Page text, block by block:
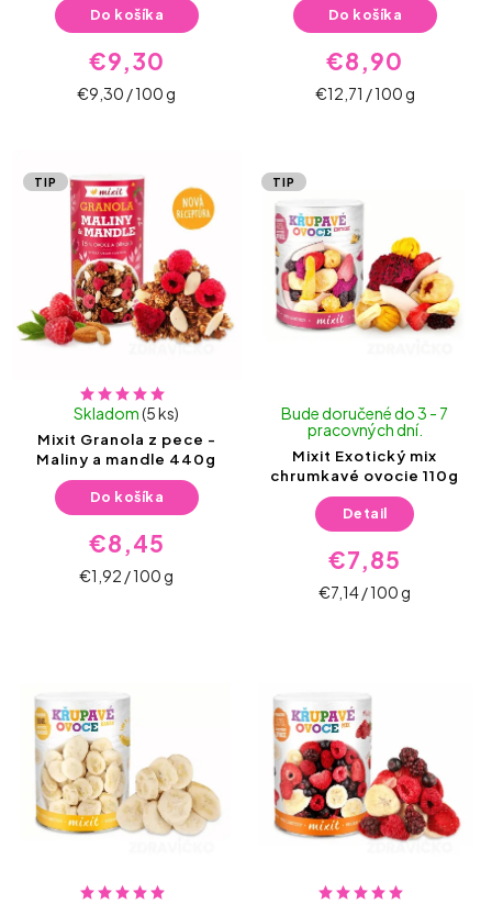
€9,30
€9,30 / 100 g
Do košíka
€8,90
€12,71 / 100 g
Do košíka
TIP
Mixit Granola z pece -
Maliny a mandle 440g
Skladom(5 ks)
€8,45
€1,92 / 100 g
Do košíka
TIP
Mixit Exotický mix
chrumkavé ovocie 110g
Bude doručené do 3 - 7
pracovných dní.
€7,85
€7,14 / 100 g
Detail